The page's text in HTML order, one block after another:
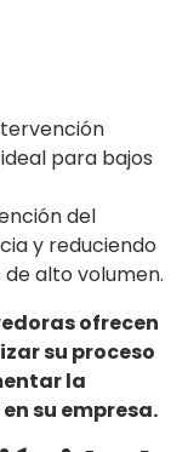
para bajos
del
y reduciendo
alto volumen.
ofrecen
su proceso
la
su empresa.